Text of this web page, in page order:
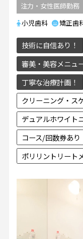
注力・女性医師勤務
小児歯科
矯正歯
技術に自信あり！
審美・美容メニュ
丁寧な治療計画！
クリーニング・ス
デュアルホワイト
コース/回数券あり
ポリリントリート